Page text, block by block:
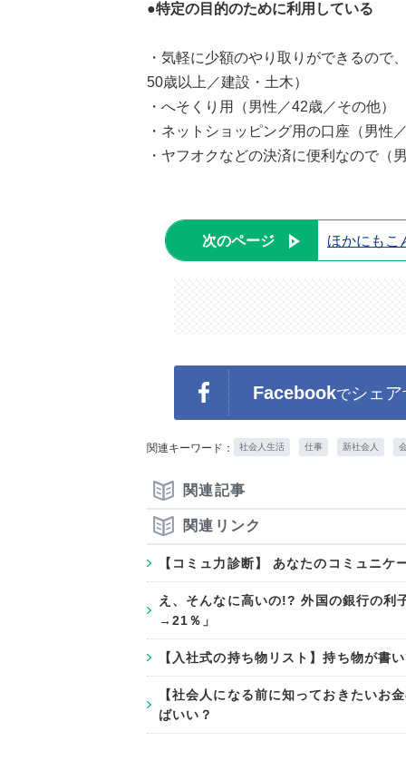
●特定の目的のために利用している
・気軽に少額のやり取りができるので
50歳以上／建設・土木）
・へそくり用（男性／42歳／その他）
・ネットショッピング用の口座（男性
・ヤフオクなどの決済に便利なので（
次のページ ほかにも
Facebookでシェア
関連キーワード： 社会人生活 仕事 新社会人
関連記事
関連リンク
【コミュ力診断】 あなたのコミュニケ
え、そんなに高いの!? 外国の銀行の
→21％」
【入社式の持ち物リスト】持ち物が書
【社会人になる前に知っておきたいお
ばいい？